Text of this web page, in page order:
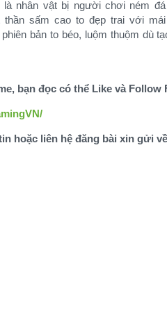
là nhân vật bị người chơi ném
sấm cao to đẹp trai với
bản to béo, luộm thuộm dù
bạn đọc có thể Like và Follow
hoặc liên hệ đăng bài xin gửi